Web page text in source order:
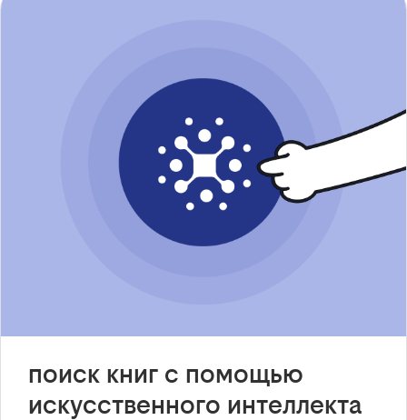
поиск книг с помощью
искусственного интеллекта